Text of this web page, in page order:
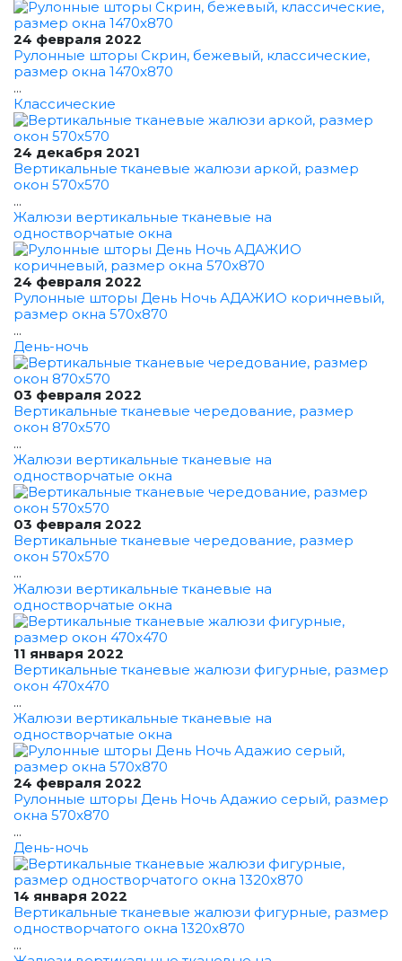
24 февраля 2022
Рулонные шторы Скрин, бежевый, классические,
размер окна 1470x870
...
Классические
24 декабря 2021
Вертикальные тканевые жалюзи аркой, размер
окон 570x570
...
Жалюзи вертикальные тканевые на
одностворчатые окна
24 февраля 2022
Рулонные шторы День Ночь АДАЖИО коричневый,
размер окна 570x870
...
День-ночь
03 февраля 2022
Вертикальные тканевые чередование, размер
окон 870x570
...
Жалюзи вертикальные тканевые на
одностворчатые окна
03 февраля 2022
Вертикальные тканевые чередование, размер
окон 570x570
...
Жалюзи вертикальные тканевые на
одностворчатые окна
11 января 2022
Вертикальные тканевые жалюзи фигурные, размер
окон 470x470
...
Жалюзи вертикальные тканевые на
одностворчатые окна
24 февраля 2022
Рулонные шторы День Ночь Адажио серый, размер
окна 570x870
...
День-ночь
14 января 2022
Вертикальные тканевые жалюзи фигурные, размер
одностворчатого окна 1320x870
...